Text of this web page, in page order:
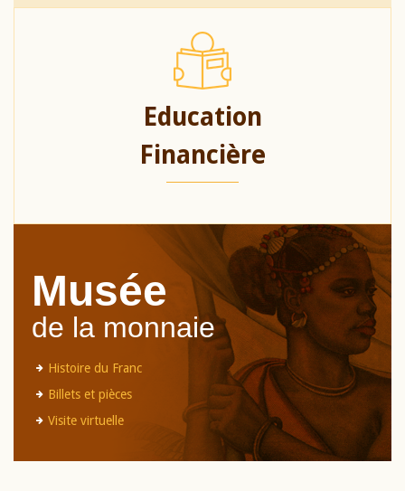
Education
Financière
Musée
de la monnaie
Histoire du Franc
Billets et pièces
Visite virtuelle